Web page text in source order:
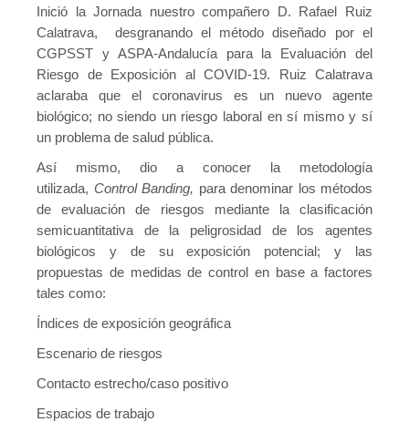
Prevencionistas SST
Novedades
Novedades del consejo
Novedades de asociaciones
Novedades legislativas
Novedades tecnicas
Vídeos youtube
Formación
Acciones Formativas CGPSST
Otras acciones formativas
Ofertas
Ofertas de trabajo
Inició la Jornada nuestro compañero D. Rafael Ruiz
Calatrava, desgranando el método diseñado por el
CGPSST y ASPA-Andalucía para la Evaluación del
Riesgo de Exposición al COVID-19. Ruiz Calatrava
aclaraba que el coronavirus es un nuevo agente
biológico; no siendo un riesgo laboral en sí mismo y sí
un problema de salud pública.
Así mismo, dio a conocer la metodología
utilizada, Control Banding, para denominar los métodos
de evaluación de riesgos mediante la clasificación
semicuantitativa de la peligrosidad de los agentes
biológicos y de su exposición potencial; y las
propuestas de medidas de control en base a factores
tales como:
Índices de exposición geográfica
Escenario de riesgos
Contacto estrecho/caso positivo
Espacios de trabajo